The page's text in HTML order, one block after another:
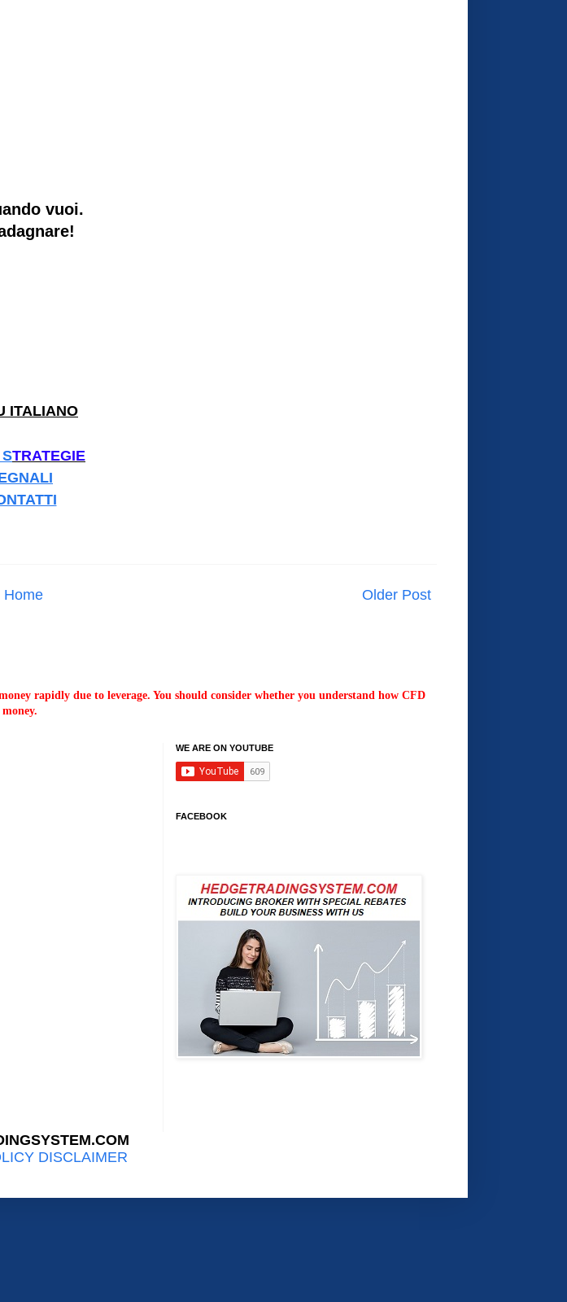
vuoi.
ITALIANO
TRATEGIE
Older Post
Home
rapidly due to leverage. You should consider whether you understand how CFD
WE ARE ON YOUTUBE
FACEBOOK
DISCLAIMER